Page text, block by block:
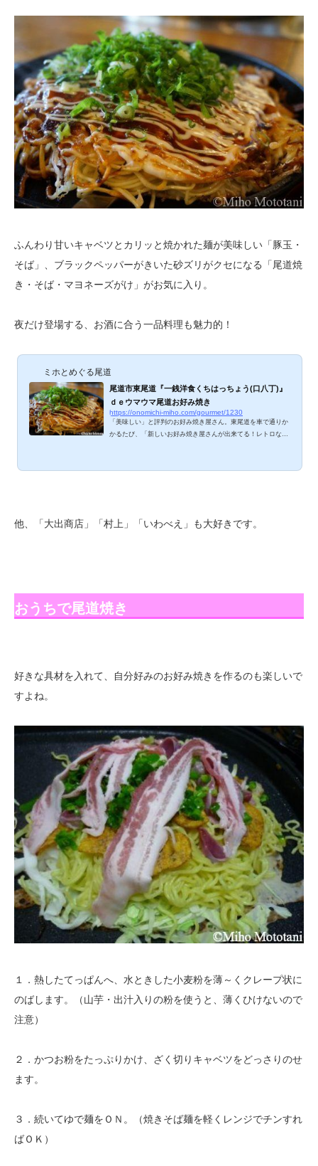
ふんわり甘いキャベツとカリッと焼かれた麺が美味しい「豚玉・
そば」、ブラックペッパーがきいた砂ズリがクセになる「尾道焼
き・そば・マヨネーズがけ」がお気に入り。
夜だけ登場する、お酒に合う一品料理も魅力的！
ミホとめぐる尾道
尾道市東尾道『一銭洋食くちはっちょう(口八丁)』
ｄｅウマウマ尾道お好み焼き
https://onomichi-miho.com/gourmet/1230
「美味しい」と評判のお好み焼き屋さん。東尾道を車で通りか
かるたび、「新しいお好み焼き屋さんが出来てる！レトロな外
ものね♪(笑) 一銭洋食くちはっちょうのメニューは？ お好み焼
トルキープが出来るとはスゴイ！酒呑みの...
他、「大出商店」「村上」「いわべえ」も大好きです。
おうちで尾道焼き
好きな具材を入れて、自分好みのお好み焼きを作るのも楽しいで
すよね。
１．熱したてっぱんへ、水ときした小麦粉を薄～くクレープ状に
のばします。（山芋・出汁入りの粉を使うと、薄くひけないので
注意）
２．かつお粉をたっぷりかけ、ざく切りキャベツをどっさりのせ
ます。
３．続いてゆで麺をＯＮ。（焼きそば麺を軽くレンジでチンすれ
ばＯＫ）